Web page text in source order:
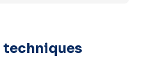
techniques